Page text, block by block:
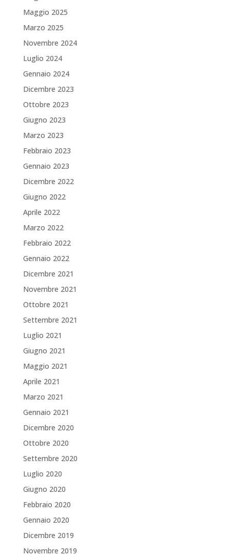
Maggio 2025
Marzo 2025
Novembre 2024
Luglio 2024
Gennaio 2024
Dicembre 2023
Ottobre 2023
Giugno 2023
Marzo 2023
Febbraio 2023
Gennaio 2023
Dicembre 2022
Giugno 2022
Aprile 2022
Marzo 2022
Febbraio 2022
Gennaio 2022
Dicembre 2021
Novembre 2021
Ottobre 2021
Settembre 2021
Luglio 2021
Giugno 2021
Maggio 2021
Aprile 2021
Marzo 2021
Gennaio 2021
Dicembre 2020
Ottobre 2020
Settembre 2020
Luglio 2020
Giugno 2020
Febbraio 2020
Gennaio 2020
Dicembre 2019
Novembre 2019